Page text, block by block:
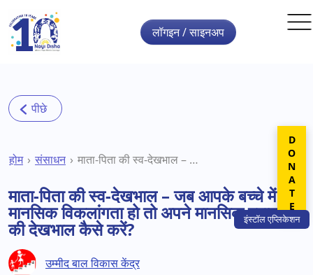
Skip to main content
इंस्टॉलएप्लिकेशन
लॉगइन / साइनअप
होम संसाधन माता-पिता की स्व-देखभाल – जब आपके बच्चे में मानसिक विकलांगता हो तो अपने मानसिक स्वास्थ्य की देखभाल कैसे करें?
माता-पिता की स्व-देखभाल – जब आपके बच्चे में
मानसिक विकलांगता हो तो अपने मानसिक स्वास्थ्य
की देखभाल कैसे करें?
उम्मीद बाल विकास केंद्र
DONATE